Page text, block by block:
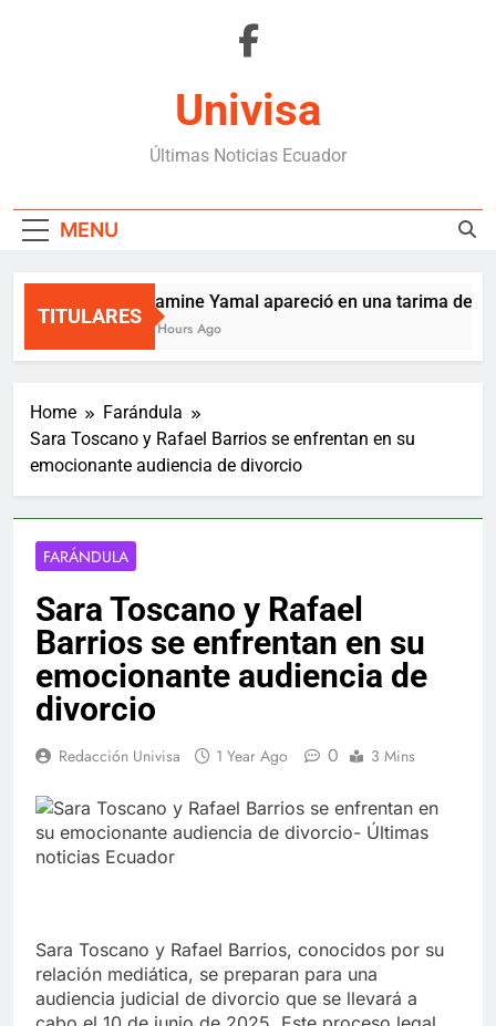
Univisa
Últimas Noticias Ecuador
MENU
TITULARES
Lamine Yamal apareció en una tarima de
3 Hours Ago
Home
Farándula
Sara Toscano y Rafael Barrios se enfrentan en su
emocionante audiencia de divorcio
FARÁNDULA
Sara Toscano y Rafael
Barrios se enfrentan en su
emocionante audiencia de
divorcio
Redacción Univisa 1 Year Ago 0 3 Mins
Sara Toscano y Rafael Barrios, conocidos por su
relación mediática, se preparan para una
audiencia judicial de divorcio que se llevará a